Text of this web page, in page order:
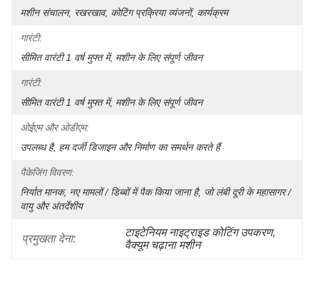
मशीन संचालन, रखरखाव, कोटिंग प्रक्रिया व्यंजनों, कार्यक्रम
गारंटी:
सीमित वारंटी 1 वर्ष मुफ्त में, मशीन के लिए संपूर्ण जीवन
गारंटी:
सीमित वारंटी 1 वर्ष मुफ्त में, मशीन के लिए संपूर्ण जीवन
ओईएम और ओडीएम:
उपलब्ध है, हम दर्जी डिजाइन और निर्माण का समर्थन करते हैं
पैकेजिंग विवरण:
निर्यात मानक, नए मामलों / डिब्बों में पैक किया जाना है, जो लंबी दूरी के महासागर /
वायु और अंतर्देशीय
प्रमुखता देना:
टाइटेनियम नाइट्राइड कोटिंग उपकरण,
वैक्यूम चढ़ाना मशीन